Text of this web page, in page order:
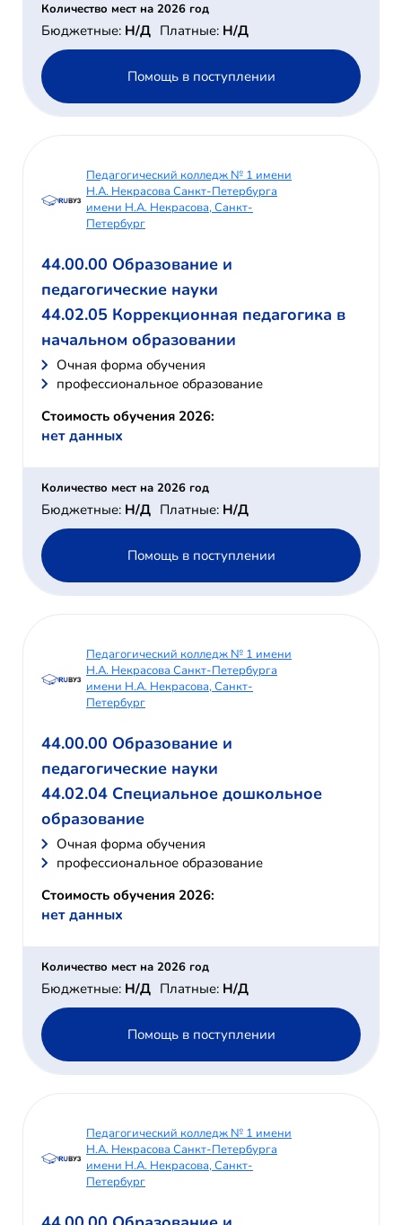
Количество мест на 2026 год
Бюджетные: Н/Д Платные: Н/Д
Помощь в поступлении
Педагогический колледж № 1 имени
Н.А. Некрасова Санкт-Петербурга
имени Н.А. Некрасова, Санкт-
Петербург
44.00.00 Образование и
педагогические науки
44.02.05 Коррекционная педагогика в
начальном образовании
Очная форма обучения
профессиональное образование
Стоимость обучения 2026:
нет данных
Количество мест на 2026 год
Бюджетные: Н/Д Платные: Н/Д
Помощь в поступлении
Педагогический колледж № 1 имени
Н.А. Некрасова Санкт-Петербурга
имени Н.А. Некрасова, Санкт-
Петербург
44.00.00 Образование и
педагогические науки
44.02.04 Специальное дошкольное
образование
Очная форма обучения
профессиональное образование
Стоимость обучения 2026:
нет данных
Количество мест на 2026 год
Бюджетные: Н/Д Платные: Н/Д
Помощь в поступлении
Педагогический колледж № 1 имени
Н.А. Некрасова Санкт-Петербурга
имени Н.А. Некрасова, Санкт-
Петербург